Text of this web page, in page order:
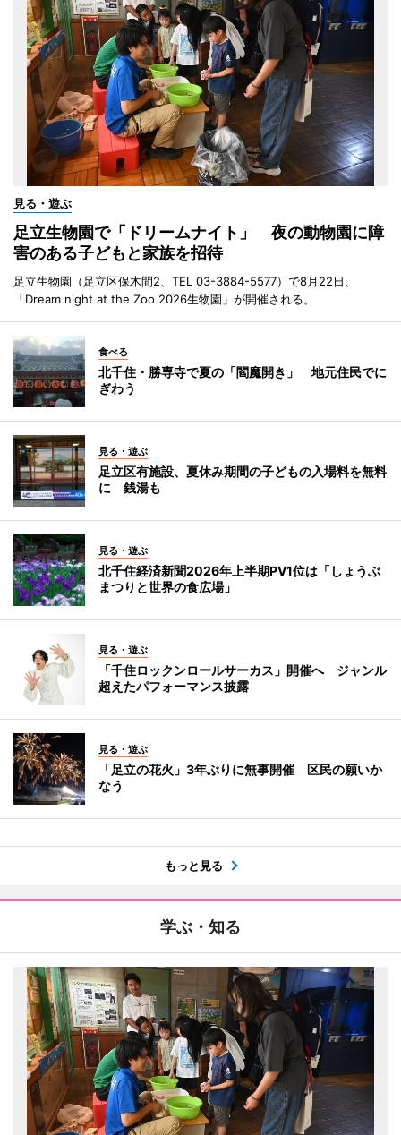
見る・遊ぶ
足立生物園で「ドリームナイト」 夜の動物園に障
害のある子どもと家族を招待
足立生物園（足立区保木間2、TEL 03-3884-5577）で8月22日、
「Dream night at the Zoo 2026生物園」が開催される。
食べる
北千住・勝専寺で夏の「閻魔開き」 地元住民でに
ぎわう
見る・遊ぶ
足立区有施設、夏休み期間の子どもの入場料を無料
に 銭湯も
見る・遊ぶ
北千住経済新聞2026年上半期PV1位は「しょうぶ
まつりと世界の食広場」
見る・遊ぶ
「千住ロックンロールサーカス」開催へ ジャンル
超えたパフォーマンス披露
見る・遊ぶ
「足立の花火」3年ぶりに無事開催 区民の願いか
なう
もっと見る
学ぶ・知る